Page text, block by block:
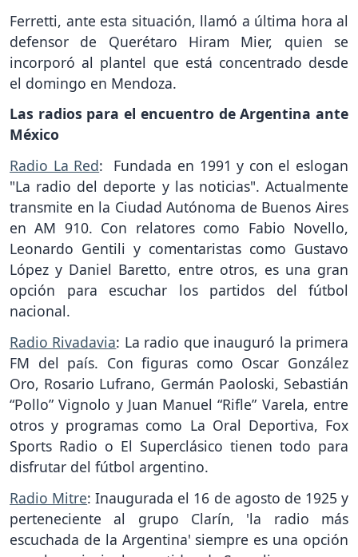
Ferretti, ante esta situación, llamó a última hora al
defensor de Querétaro Hiram Mier, quien se
incorporó al plantel que está concentrado desde
el domingo en Mendoza.
Las radios para el encuentro de Argentina ante
México
Radio La Red: Fundada en 1991 y con el eslogan
"La radio del deporte y las noticias". Actualmente
transmite en la Ciudad Autónoma de Buenos Aires
en AM 910. Con relatores como Fabio Novello,
Leonardo Gentili y comentaristas como Gustavo
López y Daniel Baretto, entre otros, es una gran
opción para escuchar los partidos del fútbol
nacional.
Radio Rivadavia: La radio que inauguró la primera
FM del país. Con figuras como Oscar González
Oro, Rosario Lufrano, Germán Paoloski, Sebastián
“Pollo” Vignolo y Juan Manuel “Rifle” Varela, entre
otros y programas como La Oral Deportiva, Fox
Sports Radio o El Superclásico tienen todo para
disfrutar del fútbol argentino.
Radio Mitre: Inaugurada el 16 de agosto de 1925 y
perteneciente al grupo Clarín, 'la radio más
escuchada de la Argentina' siempre es una opción